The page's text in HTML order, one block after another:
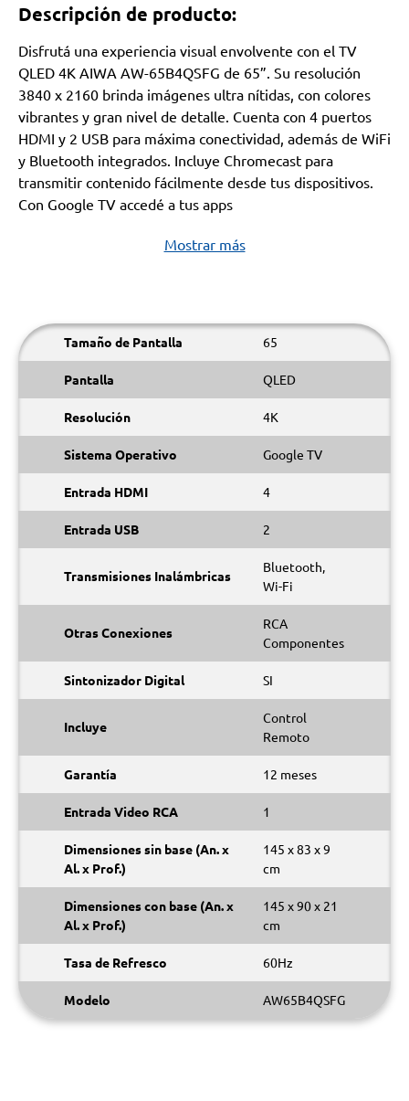
Descripción de producto:
Disfrutá una experiencia visual envolvente con el TV
QLED 4K AIWA AW-65B4QSFG de 65”. Su resolución
3840 x 2160 brinda imágenes ultra nítidas, con colores
vibrantes y gran nivel de detalle. Cuenta con 4 puertos
HDMI y 2 USB para máxima conectividad, además de WiFi
y Bluetooth integrados. Incluye Chromecast para
transmitir contenido fácilmente desde tus dispositivos.
Con Google TV accedé a tus apps
Mostrar más
Tamaño de Pantalla 65
Pantalla QLED
Resolución 4K
Sistema Operativo Google TV
Entrada HDMI 4
Entrada USB 2
Transmisiones Inalámbricas
Bluetooth,
Wi-Fi
Otras Conexiones
RCA
Componentes
Sintonizador Digital SI
Incluye
Control
Remoto
Garantía 12 meses
Entrada Video RCA 1
Dimensiones sin base (An. x
Al. x Prof.)
145 x 83 x 9
cm
Dimensiones con base (An. x
Al. x Prof.)
145 x 90 x 21
cm
Tasa de Refresco 60Hz
Modelo AW65B4QSFG